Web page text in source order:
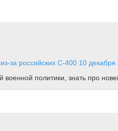
за российских С-400 10 декабря
военной политики, знать про